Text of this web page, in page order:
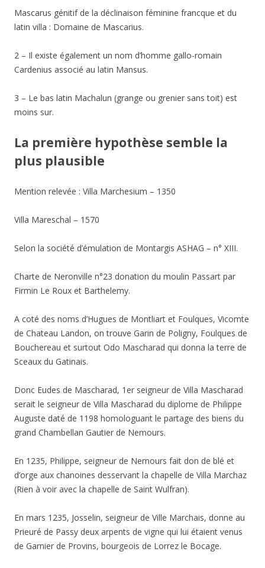
Mascarus génitif de la déclinaison féminine francque et du
latin villa : Domaine de Mascarius.
2 – Il existe également un nom d’homme gallo-romain
Cardenius associé au latin Mansus.
3 – Le bas latin Machalun (grange ou grenier sans toit) est
moins sur.
La première hypothèse semble la
plus plausible
Mention relevée : Villa Marchesium – 1350
Villa Mareschal – 1570
Selon la société d’émulation de Montargis ASHAG – n° XIII.
Charte de Neronville n°23 donation du moulin Passart par
Firmin Le Roux et Barthelemy.
A coté des noms d’Hugues de Montliart et Foulques, Vicomte
de Chateau Landon, on trouve Garin de Poligny, Foulques de
Bouchereau et surtout Odo Mascharad qui donna la terre de
Sceaux du Gatinais.
Donc Eudes de Mascharad, 1er seigneur de Villa Mascharad
serait le seigneur de Villa Mascharad du diplome de Philippe
Auguste daté de 1198 homologuant le partage des biens du
grand Chambellan Gautier de Nemours.
En 1235, Philippe, seigneur de Nemours fait don de blé et
d’orge aux chanoines desservant la chapelle de Villa Marchaz
(Rien à voir avec la chapelle de Saint Wulfran).
En mars 1235, Josselin, seigneur de Ville Marchais, donne au
Prieuré de Passy deux arpents de vigne qui lui étaient venus
de Garnier de Provins, bourgeois de Lorrez le Bocage.